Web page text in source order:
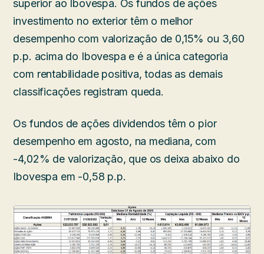
superior ao Ibovespa. Os fundos de ações
investimento no exterior têm o melhor
desempenho com valorização de 0,15% ou 3,60
p.p. acima do Ibovespa e é a única categoria
com rentabilidade positiva, todas as demais
classificações registram queda.
Os fundos de ações dividendos têm o pior
desempenho em agosto, na mediana, com
-4,02% de valorização, que os deixa abaixo do
Ibovespa em -0,58 p.p.